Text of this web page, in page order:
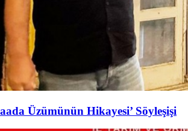
Üzümünün Hikayesi’ Söyleşişi